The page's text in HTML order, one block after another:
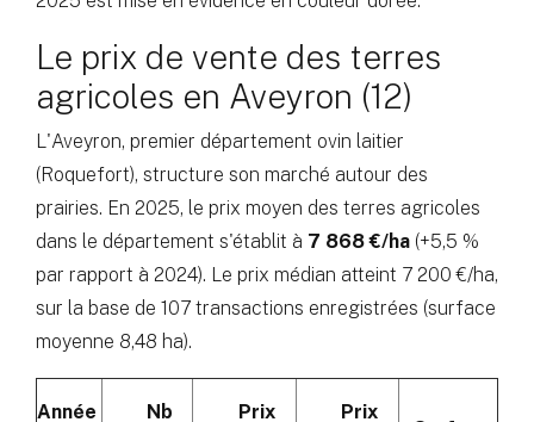
Le prix de vente des terres
agricoles en Aveyron (12)
L'Aveyron, premier département ovin laitier
(Roquefort), structure son marché autour des
prairies. En 2025, le prix moyen des terres agricoles
dans le département s'établit à 7 868 €/ha (+5,5 %
par rapport à 2024). Le prix médian atteint 7 200 €/ha,
sur la base de 107 transactions enregistrées (surface
moyenne 8,48 ha).
Année
Nb
Prix
Prix